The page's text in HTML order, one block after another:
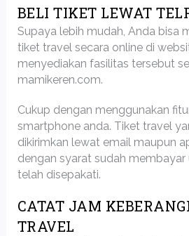
BELI TIKET LEWAT
Supaya lebih mudah, Anda bisa
tiket travel secara online di
menyediakan fasilitas tersebut
mamikeren.com.
Cukup dengan menggunakan
smartphone anda. Tiket travel
dikirimkan lewat email maupun
dengan syarat sudah membayar
telah disepakati.
CATAT JAM
TRAVEL